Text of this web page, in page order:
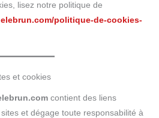
lisez notre politique de
politique-de-cookies-
et cookies
contient des liens
et dégage toute responsabilité à